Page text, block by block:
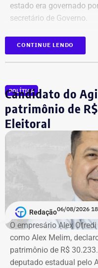
estado era governado
secretário de Governo.
Com isso, a sentença
imediata execução da
Justiça Eleitoral, o
Garotinho no Cadastro
de Improbidade
Garotinho
O órgão também requer
intimado a quitar os
cálculos atualizados
ressarcimento ao erário,
234,4 milhões, chega
cobra R$ 778,9 mil de
danos morais coletivos.
CONTINUE LENDO
POLÍTICA
Candidato do
patrimônio de
Eleitoral
Redação06/08/2026
O empresário Alex
como Alex Melim,
patrimônio de R$
deputado estadual pelo